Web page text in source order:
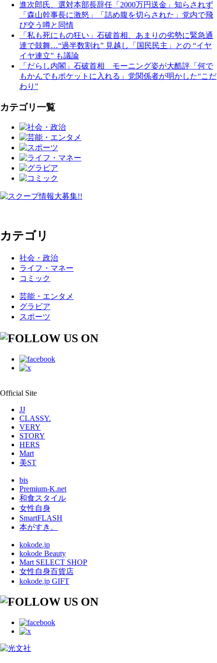
進次郎氏、選対本部長辞任「2000万円送金」知らされず
「森山幹事長に激怒」「詰め腹を切らされた」党内で飛
び交う噂と同情
「私も死にもの狂い」石破首相、あまりの劣勢に緊急通
達で鼓舞…“過半数割れ” 見越し「国民民主」との “イヤ
イヤ連立” も議論
「だらし内閣」石破首相 モーニング姿が大酷評「何で
もかんでもポケットに入れる」党関係者が明かした“こだ
わり”
カテゴリ一覧
カテゴリ
社会・政治
ライフ・マネー
コミック
芸能・エンタメ
グラビア
スポーツ
Official Site
JJ
CLASSY.
VERY
STORY
HERS
Mart
美ST
bis
Premium-K.net
和食スタイル
女性自身
SmartFLASH
本がすき。
kokode.jp
kokode Beauty
Mart SELECT SHOP
女性自身百貨店
kokode.jp GIFT